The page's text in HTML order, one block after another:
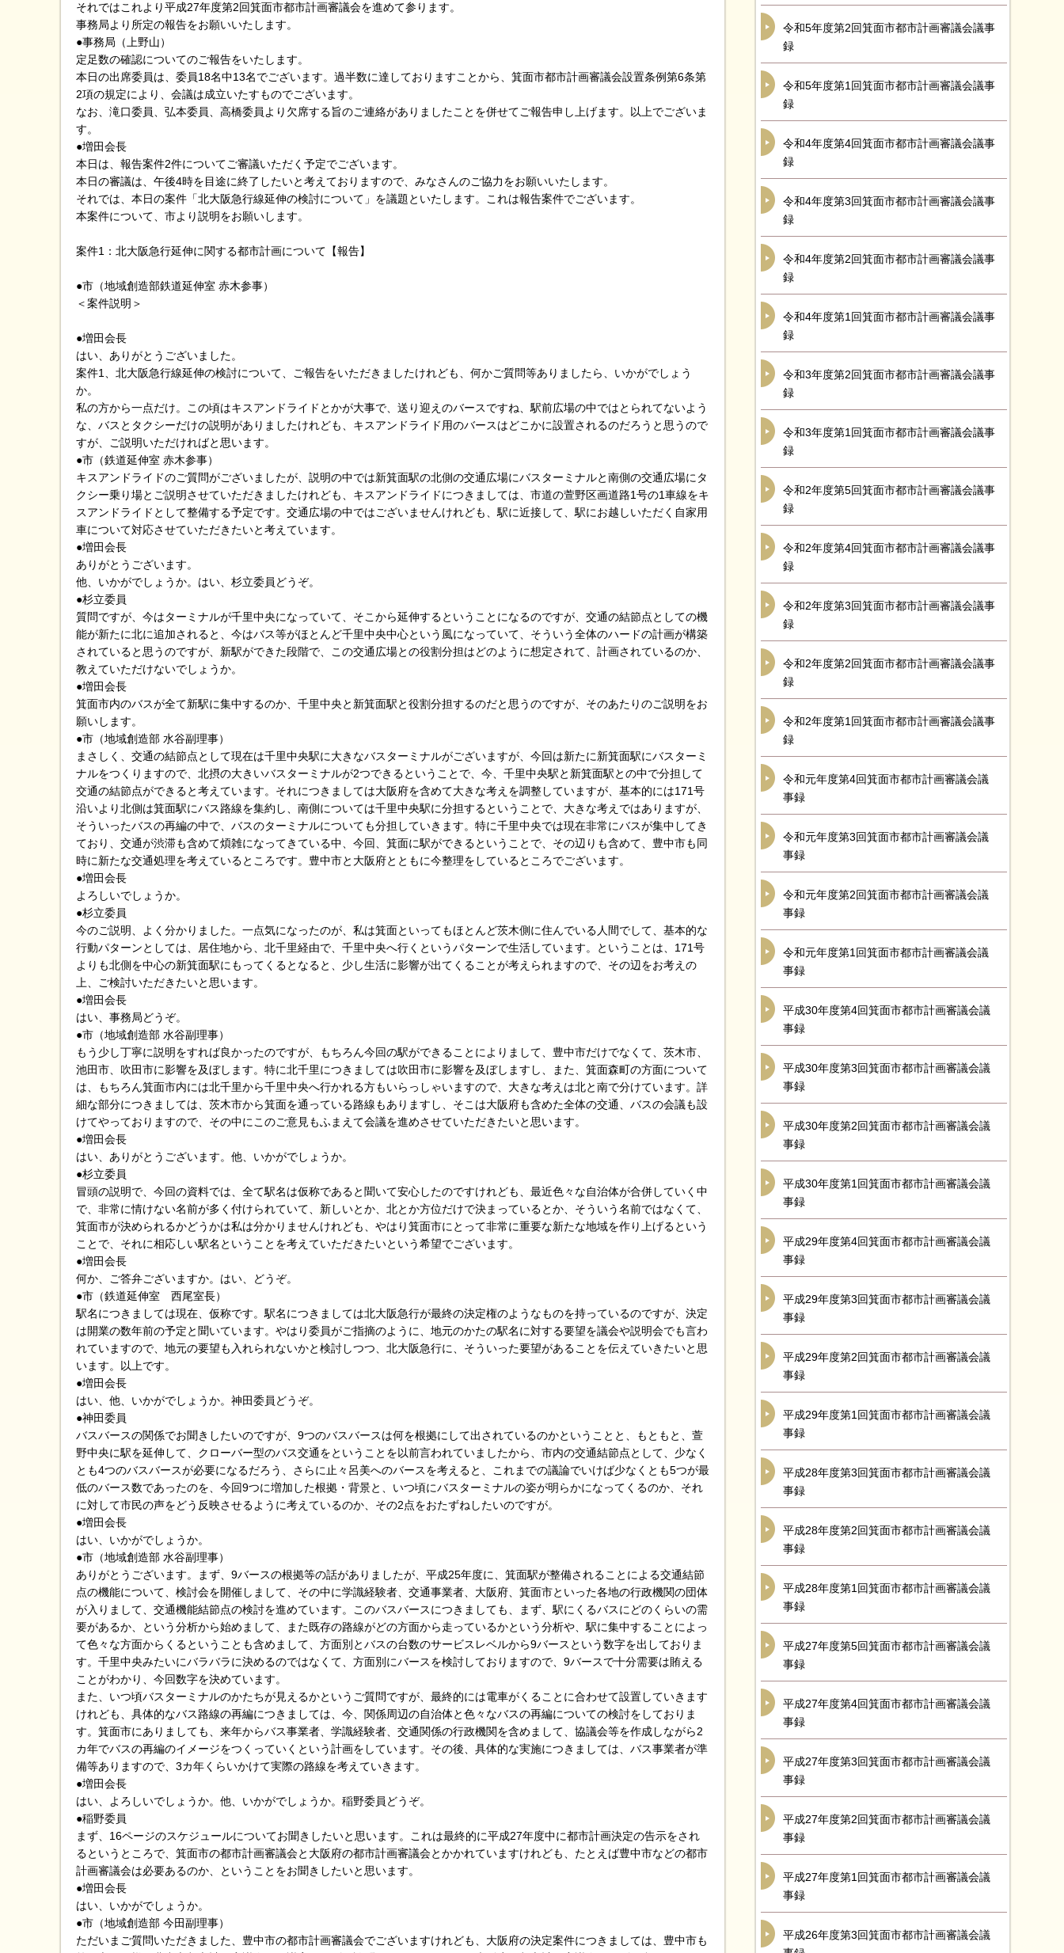
それではこれより平成27年度第2回箕面市都市計画審議会を進めて参ります。
事務局より所定の報告をお願いいたします。
●事務局（上野山）
定足数の確認についてのご報告をいたします。
本日の出席委員は、委員18名中13名でございます。過半数に達しておりますことから、箕面市都市計画審議会設置条例第6条第
2項の規定により、会議は成立いたすものでございます。
なお、滝口委員、弘本委員、高橋委員より欠席する旨のご連絡がありましたことを併せてご報告申し上げます。以上でございま
す。
●増田会長
本日は、報告案件2件についてご審議いただく予定でございます。
本日の審議は、午後4時を目途に終了したいと考えておりますので、みなさんのご協力をお願いいたします。
それでは、本日の案件「北大阪急行線延伸の検討について」を議題といたします。これは報告案件でございます。
本案件について、市より説明をお願いします。
案件1：北大阪急行延伸に関する都市計画について【報告】
●市（地域創造部鉄道延伸室 赤木参事）
＜案件説明＞
●増田会長
はい、ありがとうございました。
案件1、北大阪急行線延伸の検討について、ご報告をいただきましたけれども、何かご質問等ありましたら、いかがでしょう
か。
私の方から一点だけ。この頃はキスアンドライドとかが大事で、送り迎えのバースですね、駅前広場の中ではとられてないよう
な、バスとタクシーだけの説明がありましたけれども、キスアンドライド用のバースはどこかに設置されるのだろうと思うので
すが、ご説明いただければと思います。
●市（鉄道延伸室 赤木参事）
キスアンドライドのご質問がございましたが、説明の中では新箕面駅の北側の交通広場にバスターミナルと南側の交通広場にタ
クシー乗り場とご説明させていただきましたけれども、キスアンドライドにつきましては、市道の萱野区画道路1号の1車線をキ
スアンドライドとして整備する予定です。交通広場の中ではございませんけれども、駅に近接して、駅にお越しいただく自家用
車について対応させていただきたいと考えています。
●増田会長
ありがとうございます。
他、いかがでしょうか。はい、杉立委員どうぞ。
●杉立委員
質問ですが、今はターミナルが千里中央になっていて、そこから延伸するということになるのですが、交通の結節点としての機
能が新たに北に追加されると、今はバス等がほとんど千里中央中心という風になっていて、そういう全体のハードの計画が構築
されていると思うのですが、新駅ができた段階で、この交通広場との役割分担はどのように想定されて、計画されているのか、
教えていただけないでしょうか。
●増田会長
箕面市内のバスが全て新駅に集中するのか、千里中央と新箕面駅と役割分担するのだと思うのですが、そのあたりのご説明をお
願いします。
●市（地域創造部 水谷副理事）
まさしく、交通の結節点として現在は千里中央駅に大きなバスターミナルがございますが、今回は新たに新箕面駅にバスターミ
ナルをつくりますので、北摂の大きいバスターミナルが2つできるということで、今、千里中央駅と新箕面駅との中で分担して
交通の結節点ができると考えています。それにつきましては大阪府を含めて大きな考えを調整していますが、基本的には171号
沿いより北側は箕面駅にバス路線を集約し、南側については千里中央駅に分担するということで、大きな考えではありますが、
そういったバスの再編の中で、バスのターミナルについても分担していきます。特に千里中央では現在非常にバスが集中してき
ており、交通が渋滞も含めて煩雑になってきている中、今回、箕面に駅ができるということで、その辺りも含めて、豊中市も同
時に新たな交通処理を考えているところです。豊中市と大阪府とともに今整理をしているところでございます。
●増田会長
よろしいでしょうか。
●杉立委員
今のご説明、よく分かりました。一点気になったのが、私は箕面といってもほとんど茨木側に住んでいる人間でして、基本的な
行動パターンとしては、居住地から、北千里経由で、千里中央へ行くというパターンで生活しています。ということは、171号
よりも北側を中心の新箕面駅にもってくるとなると、少し生活に影響が出てくることが考えられますので、その辺をお考えの
上、ご検討いただきたいと思います。
●増田会長
はい、事務局どうぞ。
●市（地域創造部 水谷副理事）
もう少し丁寧に説明をすれば良かったのですが、もちろん今回の駅ができることによりまして、豊中市だけでなくて、茨木市、
池田市、吹田市に影響を及ぼします。特に北千里につきましては吹田市に影響を及ぼしますし、また、箕面森町の方面について
は、もちろん箕面市内には北千里から千里中央へ行かれる方もいらっしゃいますので、大きな考えは北と南で分けています。詳
細な部分につきましては、茨木市から箕面を通っている路線もありますし、そこは大阪府も含めた全体の交通、バスの会議も設
けてやっておりますので、その中にこのご意見もふまえて会議を進めさせていただきたいと思います。
●増田会長
はい、ありがとうございます。他、いかがでしょうか。
●杉立委員
冒頭の説明で、今回の資料では、全て駅名は仮称であると聞いて安心したのですけれども、最近色々な自治体が合併していく中
で、非常に情けない名前が多く付けられていて、新しいとか、北とか方位だけで決まっているとか、そういう名前ではなくて、
箕面市が決められるかどうかは私は分かりませんけれども、やはり箕面市にとって非常に重要な新たな地域を作り上げるという
ことで、それに相応しい駅名ということを考えていただきたいという希望でございます。
●増田会長
何か、ご答弁ございますか。はい、どうぞ。
●市（鉄道延伸室 西尾室長）
駅名につきましては現在、仮称です。駅名につきましては北大阪急行が最終の決定権のようなものを持っているのですが、決定
は開業の数年前の予定と聞いています。やはり委員がご指摘のように、地元のかたの駅名に対する要望を議会や説明会でも言わ
れていますので、地元の要望も入れられないかと検討しつつ、北大阪急行に、そういった要望があることを伝えていきたいと思
います。以上です。
●増田会長
はい、他、いかがでしょうか。神田委員どうぞ。
●神田委員
バスバースの関係でお聞きしたいのですが、9つのバスバースは何を根拠にして出されているのかということと、もともと、萱
野中央に駅を延伸して、クローバー型のバス交通をということを以前言われていましたから、市内の交通結節点として、少なく
とも4つのバスバースが必要になるだろう、さらに止々呂美へのバースを考えると、これまでの議論でいけば少なくとも5つが最
低のバース数であったのを、今回9つに増加した根拠・背景と、いつ頃にバスターミナルの姿が明らかになってくるのか、それ
に対して市民の声をどう反映させるように考えているのか、その2点をおたずねしたいのですが。
●増田会長
はい、いかがでしょうか。
●市（地域創造部 水谷副理事）
ありがとうございます。まず、9バースの根拠等の話がありましたが、平成25年度に、箕面駅が整備されることによる交通結節
点の機能について、検討会を開催しまして、その中に学識経験者、交通事業者、大阪府、箕面市といった各地の行政機関の団体
が入りまして、交通機能結節点の検討を進めています。このバスバースにつきましても、まず、駅にくるバスにどのくらいの需
要があるか、という分析から始めまして、また既存の路線がどの方面から走っているかという分析や、駅に集中することによっ
て色々な方面からくるということも含めまして、方面別とバスの台数のサービスレベルから9バースという数字を出しておりま
す。千里中央みたいにバラバラに決めるのではなくて、方面別にバースを検討しておりますので、9バースで十分需要は賄える
ことがわかり、今回数字を決めています。
また、いつ頃バスターミナルのかたちが見えるかというご質問ですが、最終的には電車がくることに合わせて設置していきます
けれども、具体的なバス路線の再編につきましては、今、関係周辺の自治体と色々なバスの再編についての検討をしておりま
す。箕面市にありましても、来年からバス事業者、学識経験者、交通関係の行政機関を含めまして、協議会等を作成しながら2
カ年でバスの再編のイメージをつくっていくという計画をしています。その後、具体的な実施につきましては、バス事業者が準
備等ありますので、3カ年くらいかけて実際の路線を考えていきます。
●増田会長
はい、よろしいでしょうか。他、いかがでしょうか。稲野委員どうぞ。
●稲野委員
まず、16ページのスケジュールについてお聞きしたいと思います。これは最終的に平成27年度中に都市計画決定の告示をされ
るというところで、箕面市の都市計画審議会と大阪府の都市計画審議会とかかれていますけれども、たとえば豊中市などの都市
計画審議会は必要あるのか、ということをお聞きしたいと思います。
●増田会長
はい、いかがでしょうか。
●市（地域創造部 今田副理事）
ただいまご質問いただきました、豊中市の都市計画審議会でございますけれども、大阪府の決定案件につきましては、豊中市も
令和5年度第2回箕面市都市計画審議会議事
録
令和5年度第1回箕面市都市計画審議会議事
録
令和4年度第4回箕面市都市計画審議会議事
録
令和4年度第3回箕面市都市計画審議会議事
録
令和4年度第2回箕面市都市計画審議会議事
録
令和4年度第1回箕面市都市計画審議会議事
録
令和3年度第2回箕面市都市計画審議会議事
録
令和3年度第1回箕面市都市計画審議会議事
録
令和2年度第5回箕面市都市計画審議会議事
録
令和2年度第4回箕面市都市計画審議会議事
録
令和2年度第3回箕面市都市計画審議会議事
録
令和2年度第2回箕面市都市計画審議会議事
録
令和2年度第1回箕面市都市計画審議会議事
録
令和元年度第4回箕面市都市計画審議会議
事録
令和元年度第3回箕面市都市計画審議会議
事録
令和元年度第2回箕面市都市計画審議会議
事録
令和元年度第1回箕面市都市計画審議会議
事録
平成30年度第4回箕面市都市計画審議会議
事録
平成30年度第3回箕面市都市計画審議会議
事録
平成30年度第2回箕面市都市計画審議会議
事録
平成30年度第1回箕面市都市計画審議会議
事録
平成29年度第4回箕面市都市計画審議会議
事録
平成29年度第3回箕面市都市計画審議会議
事録
平成29年度第2回箕面市都市計画審議会議
事録
平成29年度第1回箕面市都市計画審議会議
事録
平成28年度第3回箕面市都市計画審議会議
事録
平成28年度第2回箕面市都市計画審議会議
事録
平成28年度第1回箕面市都市計画審議会議
事録
平成27年度第5回箕面市都市計画審議会議
事録
平成27年度第4回箕面市都市計画審議会議
事録
平成27年度第3回箕面市都市計画審議会議
事録
平成27年度第2回箕面市都市計画審議会議
事録
平成27年度第1回箕面市都市計画審議会議
事録
平成26年度第3回箕面市都市計画審議会議